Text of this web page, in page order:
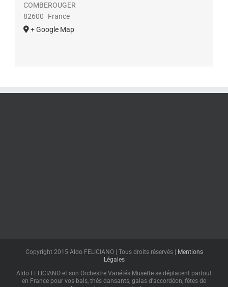
COMBEROUGER
82600
France
+ Google Map
Copyright 2015 Aldo FELICIANO | Tous droits réservés |
Mentions
Légales
Aldo FELICIANO et son Orchestre Variétés Musette se déplacent partout
en France pour vos bals, thés dansants, galas d'accordéon, fêtes de